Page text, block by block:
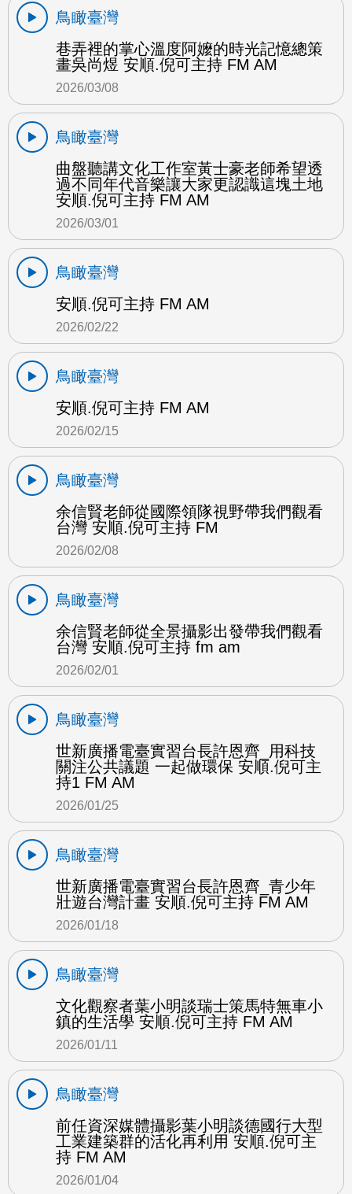
鳥瞰臺灣
巷弄裡的掌心溫度阿嬤的時光記憶總策
畫吳尚煜 安順.倪可主持 FM AM
2026/03/08
鳥瞰臺灣
曲盤聽講文化工作室黃士豪老師希望透
過不同年代音樂讓大家更認識這塊土地
安順.倪可主持 FM AM
2026/03/01
鳥瞰臺灣
安順.倪可主持 FM AM
2026/02/22
鳥瞰臺灣
安順.倪可主持 FM AM
2026/02/15
鳥瞰臺灣
余信賢老師從國際領隊視野帶我們觀看
台灣 安順.倪可主持 FM
2026/02/08
鳥瞰臺灣
余信賢老師從全景攝影出發帶我們觀看
台灣 安順.倪可主持 fm am
2026/02/01
鳥瞰臺灣
世新廣播電臺實習台長許恩齊_用科技
關注公共議題 一起做環保 安順.倪可主
持1 FM AM
2026/01/25
鳥瞰臺灣
世新廣播電臺實習台長許恩齊_青少年
壯遊台灣計畫 安順.倪可主持 FM AM
2026/01/18
鳥瞰臺灣
文化觀察者葉小明談瑞士策馬特無車小
鎮的生活學 安順.倪可主持 FM AM
2026/01/11
鳥瞰臺灣
前任資深媒體攝影葉小明談德國行大型
工業建築群的活化再利用 安順.倪可主
持 FM AM
2026/01/04